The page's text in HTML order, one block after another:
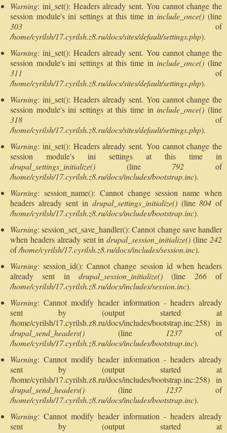
Warning: ini_set(): Headers already sent. You cannot change the
session module's ini settings at this time in include_once() (line
303 of
/home/cyrilsh/17.cyrilsh.z8.ru/docs/sites/default/settings.php).
Warning: ini_set(): Headers already sent. You cannot change the
session module's ini settings at this time in include_once() (line
311 of
/home/cyrilsh/17.cyrilsh.z8.ru/docs/sites/default/settings.php).
Warning: ini_set(): Headers already sent. You cannot change the
session module's ini settings at this time in include_once() (line
318 of
/home/cyrilsh/17.cyrilsh.z8.ru/docs/sites/default/settings.php).
Warning: ini_set(): Headers already sent. You cannot change the
session module's ini settings at this time in
drupal_settings_initialize() (line 792 of
/home/cyrilsh/17.cyrilsh.z8.ru/docs/includes/bootstrap.inc).
Warning: session_name(): Cannot change session name when
headers already sent in drupal_settings_initialize()(line804 of
/home/cyrilsh/17.cyrilsh.z8.ru/docs/includes/bootstrap.inc).
Warning: session_set_save_handler(): Cannot change save handler
when headers already sent indrupal_session_initialize() (line 242
of/home/cyrilsh/17.cyrilsh.z8.ru/docs/includes/session.inc).
Warning: session_id(): Cannot change session id when headers
already sent in drupal_session_initialize() (line 266of
/home/cyrilsh/17.cyrilsh.z8.ru/docs/includes/session.inc).
Warning: Cannot modify header information - headers already
sent by (output started at
/home/cyrilsh/17.cyrilsh.z8.ru/docs/includes/bootstrap.inc:258) in
drupal_send_headers() (line 1237of
/home/cyrilsh/17.cyrilsh.z8.ru/docs/includes/bootstrap.inc).
Warning: Cannot modify header information - headers already
sent by (output started at
/home/cyrilsh/17.cyrilsh.z8.ru/docs/includes/bootstrap.inc:258) in
drupal_send_headers() (line 1237of
/home/cyrilsh/17.cyrilsh.z8.ru/docs/includes/bootstrap.inc).
Warning: Cannot modify header information - headers already
sent by (output started at